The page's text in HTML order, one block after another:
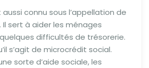
connu sous l’appellation de
Il sert à aider les ménages
difficultés de trésorerie.
s’agit de microcrédit social.
sorte d’aide sociale, les